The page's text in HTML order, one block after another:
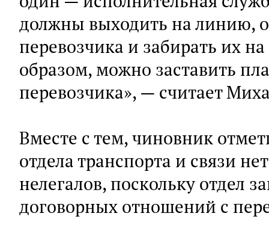
должны выходить на линию,
перевозчика и забирать их
образом, можно заставить
перевозчика», — считает
Вместе с тем, чиновник
отдела транспорта и связи
нелегалов, поскольку отдел
договорных отношений с